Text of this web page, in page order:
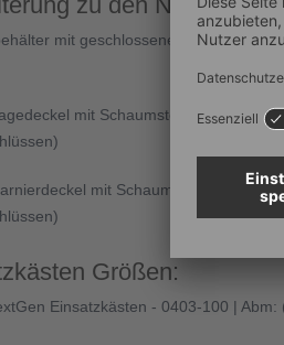
mit geschlossenen Griffen 64-
mit Schaumstoff - Maß
mit Schaumstoff - Maß
Größen:
Einsatzkästen - 0403-100 |